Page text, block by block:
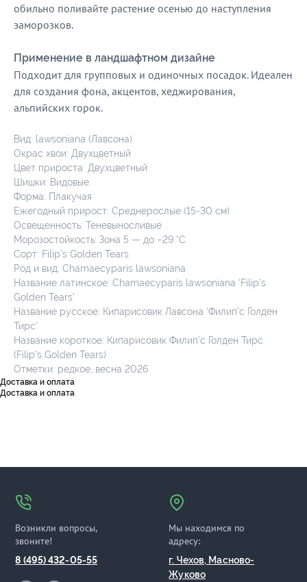
обильно поливайте растение осенью до наступления
заморозков.
Применение в ландшафтном дизайне
Подходит для групповых и одиночных посадок. Идеален
для создания фона, акцентов, хеджирования,
альпийских горок.
Вид: lawsoniana (Лавсона)
Окрас хвои: Двухцветный
Цвет прироста: Двухцветный
Шишки: Видовые
Форма: Плакучая
Ежегодный прирост: Среднерослые (15-30 см)
Освещенность: Теневыносливые
Морозостойкость: Зона 5 — до −29 °C
Сорт: Filip’s Golden Tears
Род и вид: Chamaecyparis lawsoniana
Название латинское: Chamaecyparis lawsoniana ‘Filip’s
Golden Tears’
Название русское: Кипарисовик Лавсона ‘Филип’с Голден
Тирс‘
Название короткое: Кипарисовик Филип’с Голден Тирс
(Filip’s Golden Tears)
Отметки: редкое, весна 2026
Доставка и оплата
Доставка и оплата
Возникли вопросы,
звоните!
8 (495) 432-05-55
Мы находимся по
адресу:
г. Чехов, Масново-
Жуково